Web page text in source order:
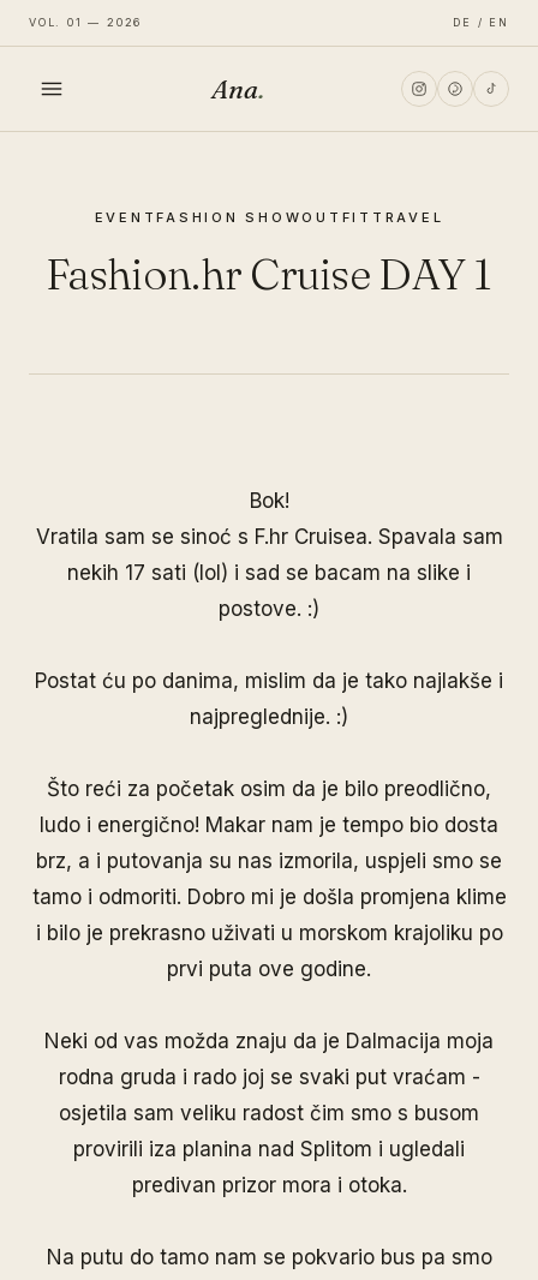
VOL. 01 — 2026 DE / EN
Ana.
EVENTFASHION SHOWOUTFIT TRAVEL
Fashion.hr Cruise DAY 1
Bok!
Vratila sam se sinoć s F.hr Cruisea. Spavala sam
nekih 17 sati (lol) i sad se bacam na slike i
postove. :)
Postat ću po danima, mislim da je tako najlakše i
najpreglednije. :)
Što reći za početak osim da je bilo preodlično,
ludo i energično! Makar nam je tempo bio dosta
brz, a i putovanja su nas izmorila, uspjeli smo se
tamo i odmoriti. Dobro mi je došla promjena klime
i bilo je prekrasno uživati u morskom krajoliku po
prvi puta ove godine.
Neki od vas možda znaju da je Dalmacija moja
rodna gruda i rado joj se svaki put vraćam -
osjetila sam veliku radost čim smo s busom
provirili iza planina nad Splitom i ugledali
predivan prizor mora i otoka.
Na putu do tamo nam se pokvario bus pa smo